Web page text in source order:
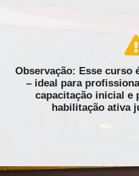
Observação: Esse curso
– ideal para
capacitação inicial e
habilitação ativa